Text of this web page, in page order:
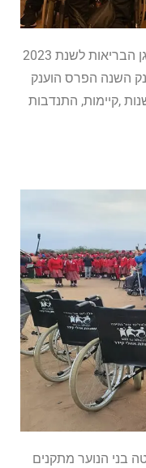
פרויקט גלגלים של נתינה זכה באות מגן הבריאות לשנת 2023
השנה הפרס הוענק
,קיימות, התנדבות
בני הנוער מתקנים